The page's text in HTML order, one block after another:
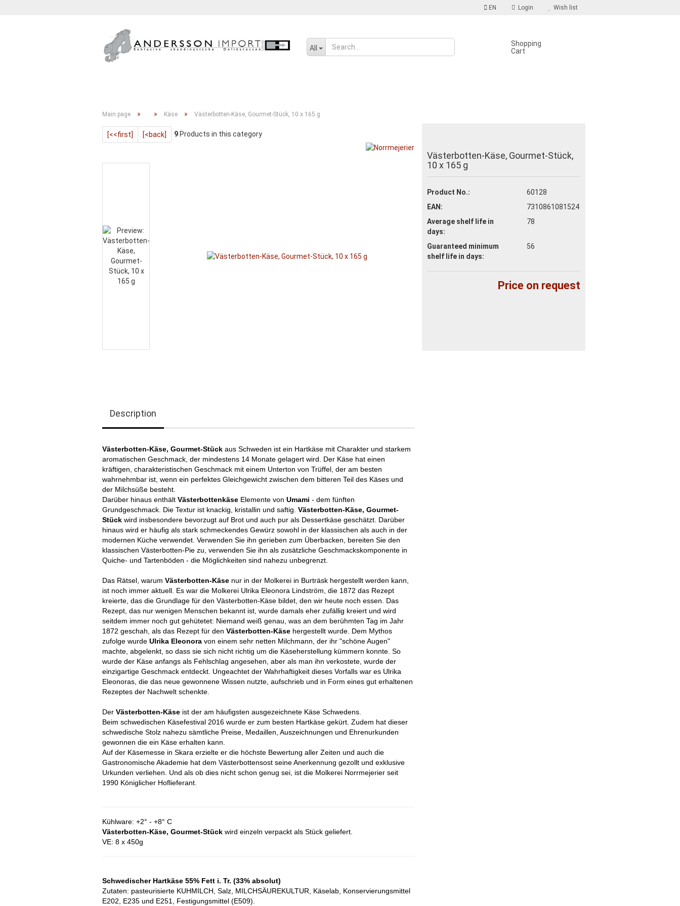
EN Login
Create a new account
Forgot password?
Wish list
All
Shopping
Cart
Main page » » Käse » Västerbotten-Käse, Gourmet-Stück, 10 x 165 g
[<<first] [<back] 9 Products in this category
Västerbotten-Käse, Gourmet-Stück,
10 x 165 g
Product No.:
60128
EAN:
7310861081524
Average shelf life in
days:
78
Guaranteed minimum
shelf lifein days:
56
Price on request
Description
Västerbotten-Käse, Gourmet-Stück aus Schweden ist ein Hartkäse mit Charakter und starkem
aromatischen Geschmack, der mindestens 14 Monate gelagert wird. Der Käse hat einen
kräftigen, charakteristischen Geschmack mit einem Unterton von Trüffel, der am besten
wahrnehmbar ist, wenn ein perfektes Gleichgewicht zwischen dem bitteren Teil des Käses und
der Milchsüße besteht.
Darüber hinaus enthält Västerbottenkäse Elemente von Umami - dem fünften
Grundgeschmack. Die Textur ist knackig, kristallin und saftig. Västerbotten-Käse, Gourmet-
Stück wird insbesondere bevorzugt auf Brot und auch pur als Dessertkäse geschätzt. Darüber
hinaus wird er häufig als stark schmeckendes Gewürz sowohl in der klassischen als auch in der
modernen Küche verwendet. Verwenden Sie ihn gerieben zum Überbacken, bereiten Sie den
klassischen Västerbotten-Pie zu, verwenden Sie ihn als zusätzliche Geschmackskomponente in
Quiche- und Tartenböden - die Möglichkeiten sind nahezu unbegrenzt.
Das Rätsel, warum Västerbotten-Käse nur in der Molkerei in Burträsk hergestellt werden kann,
ist noch immer aktuell. Es war die Molkerei Ulrika Eleonora Lindström, die 1872 das Rezept
kreierte, das die Grundlage für den Västerbotten-Käse bildet, den wir heute noch essen. Das
Rezept, das nur wenigen Menschen bekannt ist, wurde damals eher zufällig kreiert und wird
seitdem immer noch gut gehütetet: Niemand weiß genau, was an dem berühmten Tag im Jahr
1872 geschah, als das Rezept für den Västerbotten-Käse hergestellt wurde. Dem Mythos
zufolge wurde Ulrika Eleonora von einem sehr netten Milchmann, der ihr "schöne Augen"
machte, abgelenkt, so dass sie sich nicht richtig um die Käseherstellung kümmern konnte. So
wurde der Käse anfangs als Fehlschlag angesehen, aber als man ihn verkostete, wurde der
einzigartige Geschmack entdeckt. Ungeachtet der Wahrhaftigkeit dieses Vorfalls war es Ulrika
Eleonoras, die das neue gewonnene Wissen nutzte, aufschrieb und in Form eines gut erhaltenen
Rezeptes der Nachwelt schenkte.
Der Västerbotten-Käse ist der am häufigsten ausgezeichnete Käse Schwedens.
Beim schwedischen Käsefestival 2016 wurde er zum besten Hartkäse gekürt. Zudem hat dieser
schwedische Stolz nahezu sämtliche Preise, Medaillen, Auszeichnungen und Ehrenurkunden
gewonnen die ein Käse erhalten kann.
Auf der Käsemesse in Skara erzielte er die höchste Bewertung aller Zeiten und auch die
Gastronomische Akademie hat dem Västerbottensost seine Anerkennung gezollt und exklusive
Urkunden verliehen. Und als ob dies nicht schon genug sei, ist die Molkerei Norrmejerier seit
1990 Königlicher Hoflieferant.
Kühlware: +2° - +8° C
Västerbotten-Käse, Gourmet-Stück wird einzeln verpackt als Stück geliefert.
VE: 8 x 450g
Schwedischer Hartkäse 55% Fett i. Tr. (33% absolut)
Zutaten: pasteurisierte KUHMILCH, Salz, MILCHSÄUREKULTUR, Käselab, Konservierungsmittel
E202, E235 und E251, Festigungsmittel (E509).